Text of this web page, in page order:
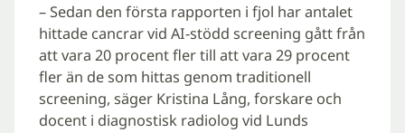
– Sedan den första rapporten i fjol har antalet
hittade cancrar vid AI-stödd screening gått från
att vara 20 procent fler till att vara 29 procent
fler än de som hittas genom traditionell
screening, säger Kristina Lång, forskare och
docent i diagnostisk radiolog vid Lunds